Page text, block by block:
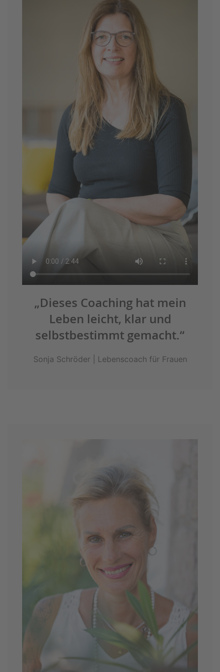
„Dieses Coaching hat mein
Leben leicht, klar und
selbstbestimmt gemacht.“
Sonja Schröder | Lebenscoach für Frauen